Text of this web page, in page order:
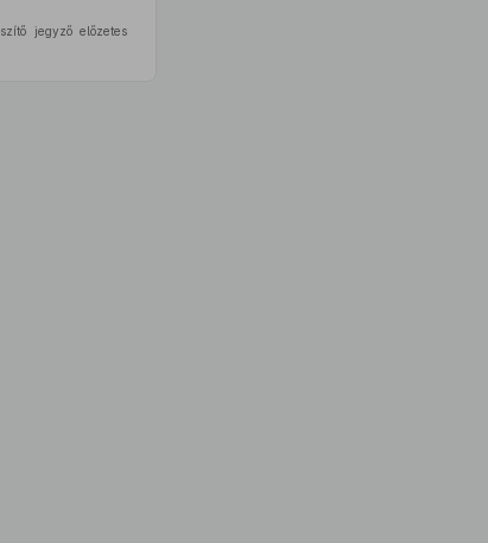
jegyző előzetes